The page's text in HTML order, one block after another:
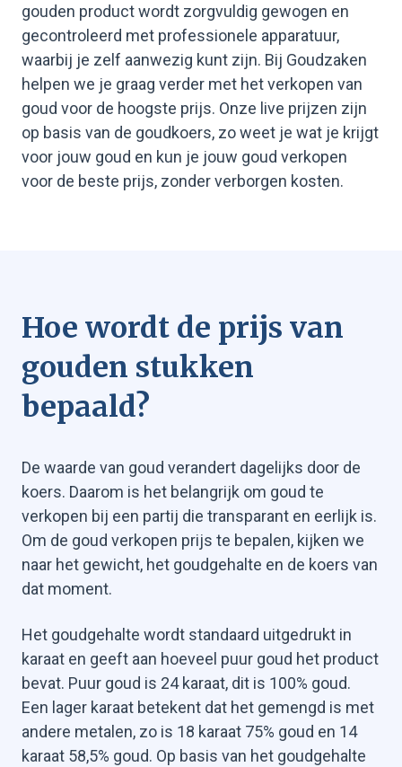
Goud verkopen
Gouden munten verkopen
Goudbaren verkopen
Zilver verkopen
Zilveren munten verkopen
Zilverbaren verkopen
gouden product wordt zorgvuldig gewogen en
gecontroleerd met professionele apparatuur,
waarbij je zelf aanwezig kunt zijn. Bij Goudzaken
helpen we je graag verder met het verkopen van
goud voor de hoogste prijs. Onze live prijzen zijn
op basis van de goudkoers, zo weet je wat je krijgt
voor jouw goud en kun je jouw goud verkopen
voor de beste prijs, zonder verborgen kosten.
Hoe wordt de prijs van
gouden stukken
bepaald?
De waarde van goud verandert dagelijks door de
koers. Daarom is het belangrijk om goud te
verkopen bij een partij die transparant en eerlijk is.
Om de goud verkopen prijs te bepalen, kijken we
naar het gewicht, het goudgehalte en de koers van
dat moment.
Het goudgehalte wordt standaard uitgedrukt in
karaat en geeft aan hoeveel puur goud het product
bevat. Puur goud is 24 karaat, dit is 100% goud.
Een lager karaat betekent dat het gemengd is met
andere metalen, zo is 18 karaat 75% goud en 14
karaat 58,5% goud. Op basis van het goudgehalte